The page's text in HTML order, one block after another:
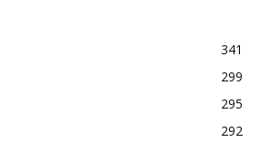
341
299
295
292